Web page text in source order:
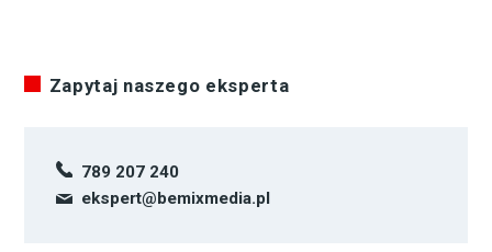
Zapytaj naszego eksperta
789 207 240
ekspert@bemixmedia.pl